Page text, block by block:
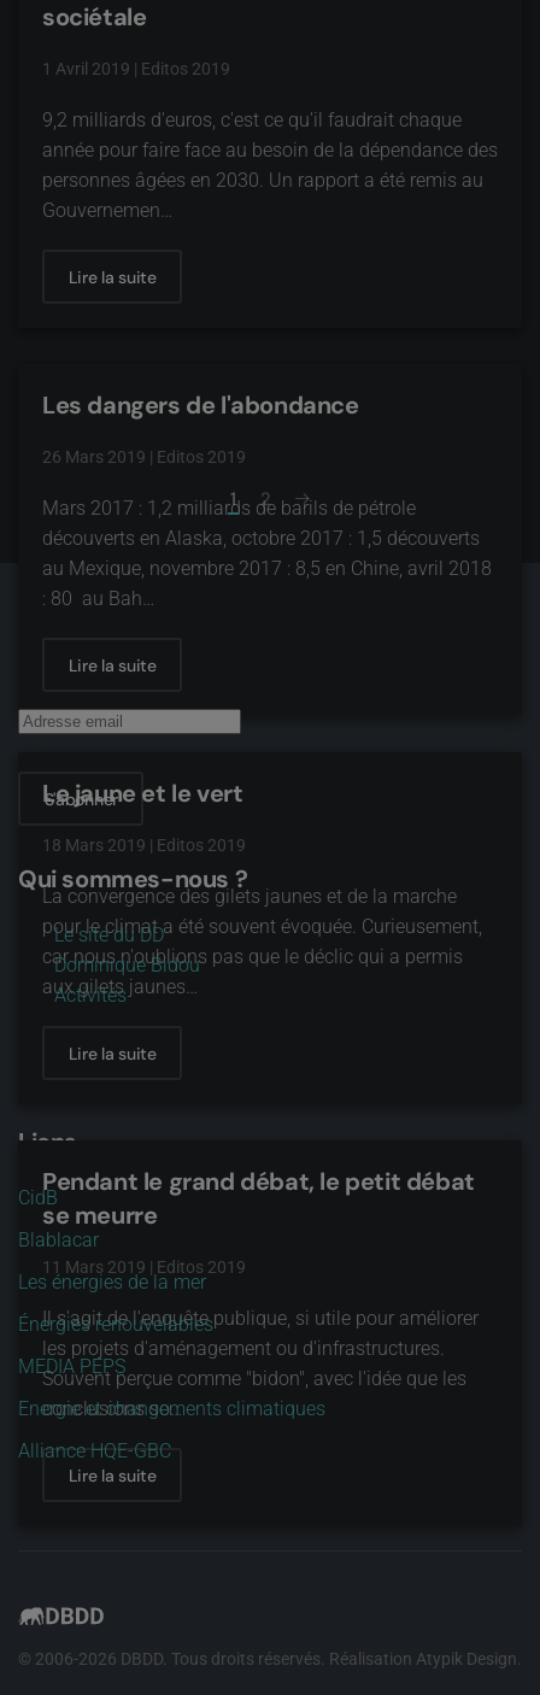
sociétale
1 Avril 2019 | Editos 2019
9,2 milliards d'euros, c'est ce qu'il faudrait chaque
année pour faire face au besoin de la dépendance des
personnes âgées en 2030. Un rapport a été remis au
Gouvernemen…
Lire la suite
Les dangers de l'abondance
26 Mars 2019 | Editos 2019
Mars 2017 : 1,2 milliards de barils de pétrole
découverts en Alaska, octobre 2017 : 1,5 découverts
au Mexique, novembre 2017 : 8,5 en Chine, avril 2018
: 80 au Bah…
Lire la suite
Le jaune et le vert
18 Mars 2019 | Editos 2019
La convergence des gilets jaunes et de la marche
pour le climat a été souvent évoquée. Curieusement,
car nous n'oublions pas que le déclic qui a permis
aux gilets jaunes…
Lire la suite
Pendant le grand débat, le petit débat
se meurre
11 Mars 2019 | Editos 2019
Il s'agit de l'enquête publique, si utile pour améliorer
les projets d'aménagement ou d'infrastructures.
Souvent perçue comme "bidon", avec l'idée que les
conclusions so…
Lire la suite
1 2
Abonnez-vous à notre lettre d'information
S'abonner
Qui sommes-nous ?
Le site du DD
Dominique Bidou
Activités
Liens
CidB
Blablacar
Les énergies de la mer
Énergies renouvelables
MEDIA PEPS
Energie et changements climatiques
Alliance HQE-GBC
© 2006-2026 DBDD. Tous droits réservés. Réalisation Atypik Design